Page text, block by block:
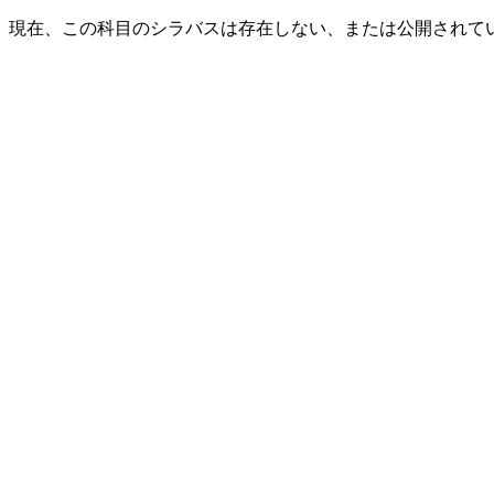
現在、この科目のシラバスは存在しない、または公開されて